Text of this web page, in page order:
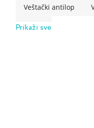
Veštački antilop
somot
Prikaži sve